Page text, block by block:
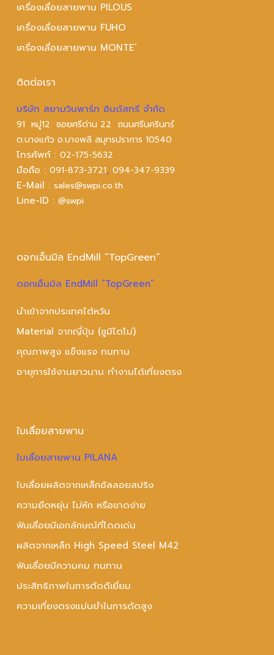
เครื่องเลื่อยสายพาน PILOUS
เครื่องเลื่อยสายพาน FUHO
เครื่องเลื่อยสายพาน MONTE’
ติดต่อเรา
บริษัท สยามวินพาร์ท อินดัสทรี จำกัด
91 หมู่12 ซอยศรีด่าน 22 ถนนศรีนครินทร์
ต.บางแก้ว อ.บางพลี สมุทรปราการ 10540
โทรศัพท์ : 02-175-5632
มือถือ : 091-873-3721, 094-347-9339
E-Mail : sales@swpi.co.th
Line-ID : @swpi
ดอกเอ็นมิล EndMill “TopGreen”
ดอกเอ็นมิล EndMill “TopGreen”
นำเข้าจากประเทศไต้หวัน
Material จากญี่ปุ่น (ซูมิโตโม่)
คุณภาพสูง แข็งแรง ทนทาน
อายุการใช้งานยาวนาน ทำงานได้เที่ยงตรง
ใบเลื่อยสายพาน
ใบเลื่อยสายพาน PILANA
ใบเลื่อยผลิตจากเหล็กอัลลอยสปริง
ความยืดหยุ่น ไม่หัก หรือขาดง่าย
ฟันเลื่อยมีเอกลักษณ์ที่โดดเด่น
ผลิตจากเหล็ก High Speed Steel M42
ฟันเลื่อยมีความคม ทนทาน
ประสิทธิภาพในการตัดดีเยี่ยม
ความเที่ยงตรงแม่นยำในการตัดสูง